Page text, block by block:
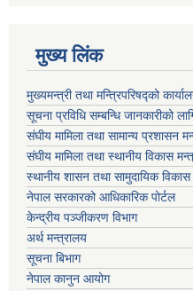
मुख्य लिंक
मुख्यमन्त्री तथा मन्त्रिपरिषद्को
सूचना प्रविधि सम्बन्धि जानकारीको
संघीय मामिला तथा सामान्य प्रशासन
संघीय मामिला तथा स्थानीय विकास
स्थानीय शासन तथा सामुदायिक विकास
नेपाल सरकारको आधिकारिक पोर्टल
केन्द्रीय पञ्जीकरण विभाग
अर्थ मन्त्रालय
सूचना बिभाग
नेपाल कानुन आयोग